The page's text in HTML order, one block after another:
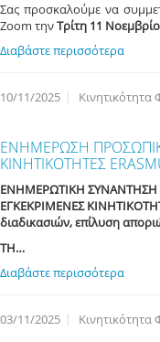
Σας προσκαλούμε να
Zoom τηνΤρίτη 11
Διαβάστε περισσότερα
10/11/2025 Κινητικότητα
ΕΝΗΜΕΡΩΣΗ
ΚΙΝΗΤΙΚΟΤΗΤΕΣ
ΕΝΗΜΕΡΩΤΙΚΗ ΣΥΝΑΝΤΗΣΗ
ΕΓΚΕΚΡΙΜΕΝΕΣ
διαδικασιών, επίλυση
ΤΗ…
Διαβάστε περισσότερα
03/11/2025 Κινητικότητα